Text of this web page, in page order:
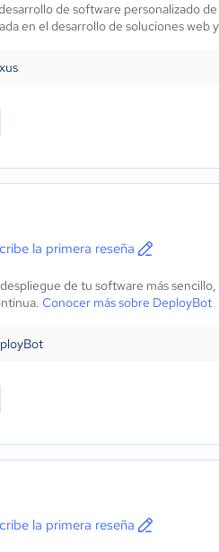
de software personalizado
en el desarrollo de soluciones web
la primera reseña
de tu software más
Conocer más sobre DeployBot
la primera reseña